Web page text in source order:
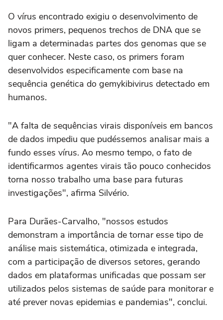
O vírus encontrado exigiu o desenvolvimento de
novos primers, pequenos trechos de DNA que se
ligam a determinadas partes dos genomas que se
quer conhecer. Neste caso, os primers foram
desenvolvidos especificamente com base na
sequência genética do gemykibivirus detectado em
humanos.
"A falta de sequências virais disponíveis em bancos
de dados impediu que pudéssemos analisar mais a
fundo esses vírus. Ao mesmo tempo, o fato de
identificarmos agentes virais tão pouco conhecidos
torna nosso trabalho uma base para futuras
investigações", afirma Silvério.
Para Durães-Carvalho, "nossos estudos
demonstram a importância de tornar esse tipo de
análise mais sistemática, otimizada e integrada,
com a participação de diversos setores, gerando
dados em plataformas unificadas que possam ser
utilizados pelos sistemas de saúde para monitorar e
até prever novas epidemias e pandemias", conclui.